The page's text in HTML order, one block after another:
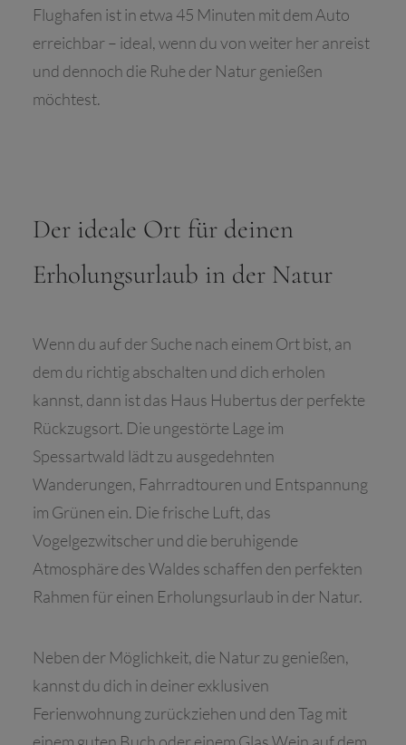
Flughafen ist in etwa 45 Minuten mit dem Auto
erreichbar – ideal, wenn du von weiter her anreist
und dennoch die Ruhe der Natur genießen
möchtest.
Der ideale Ort für deinen
Erholungsurlaub in der Natur
Wenn du auf der Suche nach einem Ort bist, an
dem du richtig abschalten und dich erholen
kannst, dann ist das Haus Hubertus der perfekte
Rückzugsort. Die ungestörte Lage im
Spessartwald lädt zu ausgedehnten
Wanderungen, Fahrradtouren und Entspannung
im Grünen ein. Die frische Luft, das
Vogelgezwitscher und die beruhigende
Atmosphäre des Waldes schaffen den perfekten
Rahmen für einen Erholungsurlaub in der Natur.
Neben der Möglichkeit, die Natur zu genießen,
kannst du dich in deiner exklusiven
Ferienwohnung zurückziehen und den Tag mit